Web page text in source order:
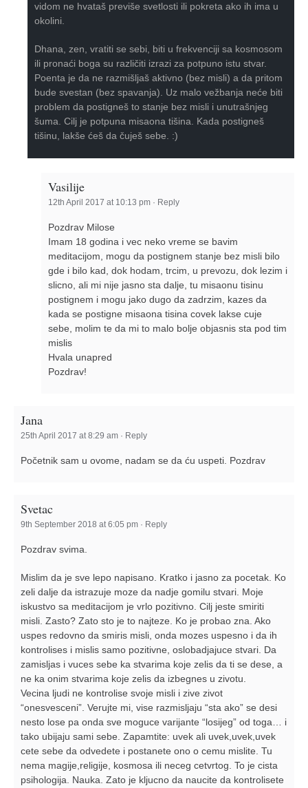
vidom ne hvataš previše svetlosti ili pokreta ako ih ima u
okolini.
Dhana, zen, vratiti se sebi, biti u frekvenciji sa kosmosom
ili pronaći boga su različiti izrazi za potpuno istu stvar.
Poenta je da ne razmišljaš aktivno (bez misli) a da pritom
bude svestan (bez spavanja). Uz malo vežbanja neće biti
problem da postigneš to stanje bez misli i unutrašnjeg
šuma. Cilj je potpuna misaona tišina. Kada postigneš
tišinu, lakše ćeš da čuješ sebe. :)
Vasilije
12th April 2017 at 10:13 pm · Reply
Pozdrav Milose
Imam 18 godina i vec neko vreme se bavim
meditacijom, mogu da postignem stanje bez misli bilo
gde i bilo kad, dok hodam, trcim, u prevozu, dok lezim i
slicno, ali mi nije jasno sta dalje, tu misaonu tisinu
postignem i mogu jako dugo da zadrzim, kazes da
kada se postigne misaona tisina covek lakse cuje
sebe, molim te da mi to malo bolje objasnis sta pod tim
mislis
Hvala unapred
Pozdrav!
Jana
25th April 2017 at 8:29 am · Reply
Početnik sam u ovome, nadam se da ću uspeti. Pozdrav
Svetac
9th September 2018 at 6:05 pm · Reply
Pozdrav svima.
Mislim da je sve lepo napisano. Kratko i jasno za pocetak. Ko
zeli dalje da istrazuje moze da nadje gomilu stvari. Moje
iskustvo sa meditacijom je vrlo pozitivno. Cilj jeste smiriti
misli. Zasto? Zato sto je to najteze. Ko je probao zna. Ako
uspes redovno da smiris misli, onda mozes uspesno i da ih
kontrolises i mislis samo pozitivne, oslobadjajuce stvari. Da
zamisljas i vuces sebe ka stvarima koje zelis da ti se dese, a
ne ka onim stvarima koje zelis da izbegnes u zivotu.
Vecina ljudi ne kontrolise svoje misli i zive zivot
“onesvesceni”. Verujte mi, vise razmisljaju “sta ako” se desi
nesto lose pa onda sve moguce varijante “losijeg” od toga… i
tako ubijaju sami sebe. Zapamtite: uvek ali uvek,uvek,uvek
cete sebe da odvedete i postanete ono o cemu mislite. Tu
nema magije,religije, kosmosa ili neceg cetvrtog. To je cista
psihologija. Nauka. Zato je kljucno da naucite da kontrolisete